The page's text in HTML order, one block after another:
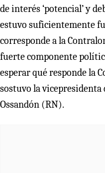
de interés ‘potencial’ y
estuvo suficientemente
corresponde a la
fuerte componente
esperar qué responde la
sostuvo la vicepresidenta
Ossandón (RN).